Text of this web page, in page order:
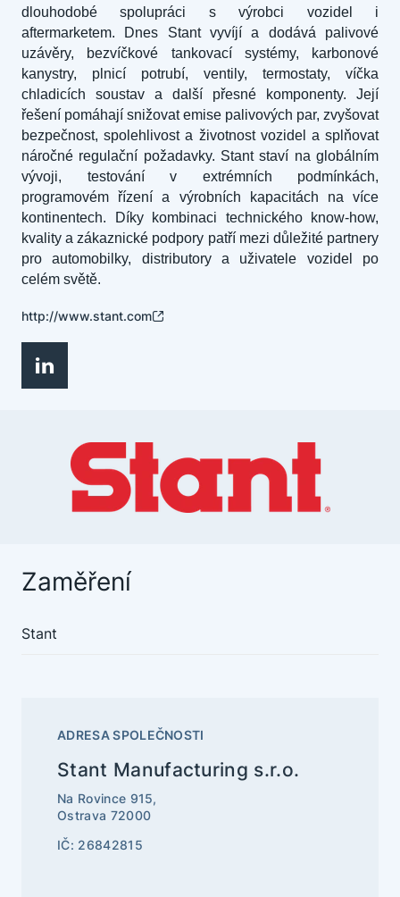
dlouhodobé spolupráci s výrobci vozidel i
aftermarketem. Dnes Stant vyvíjí a dodává palivové
uzávěry, bezvíčkové tankovací systémy, karbonové
kanystry, plnicí potrubí, ventily, termostaty, víčka
chladicích soustav a další přesné komponenty. Její
řešení pomáhají snižovat emise palivových par, zvyšovat
bezpečnost, spolehlivost a životnost vozidel a splňovat
náročné regulační požadavky. Stant staví na globálním
vývoji, testování v extrémních podmínkách,
programovém řízení a výrobních kapacitách na více
kontinentech. Díky kombinaci technického know-how,
kvality a zákaznické podpory patří mezi důležité partnery
pro automobilky, distributory a uživatele vozidel po
celém světě.
http://www.stant.com
Zaměření
Stant
ADRESA SPOLEČNOSTI
Stant Manufacturing s.r.o.
Na Rovince 915,
Ostrava 72000
IČ: 26842815